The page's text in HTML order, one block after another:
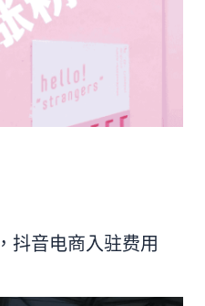
抖音电商入驻费用